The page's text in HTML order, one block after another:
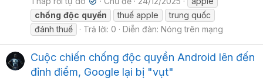
✔
chống độc quyền thuế apple
trung quốc
đánh thuế
Trả lời: 0 Diễn đàn: Nóng trên mạng
Cuộc chiến chống độc quyền Android lên đến
đỉnh điểm, Google lại bị "vụt"